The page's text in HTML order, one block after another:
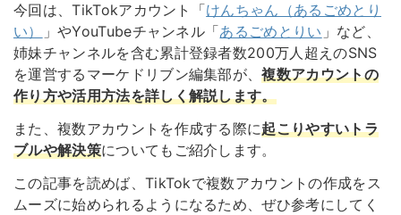
今回は、TikTokアカウント「けんちゃん（あるごめとり
い）
」やYouTubeチャンネル「あるごめとりい 」など、
姉妹チャンネルを含む累計登録者数200万人超えのSNS
を運営するマーケドリブン編集部が、複数アカウントの
作り方や活用方法を詳しく解説します。
また、複数アカウントを作成する際に起こりやすいトラ
ブルや解決策についてもご紹介します。
この記事を読めば、TikTokで複数アカウントの作成をス
ムーズに始められるようになるため、ぜひ参考にしてく